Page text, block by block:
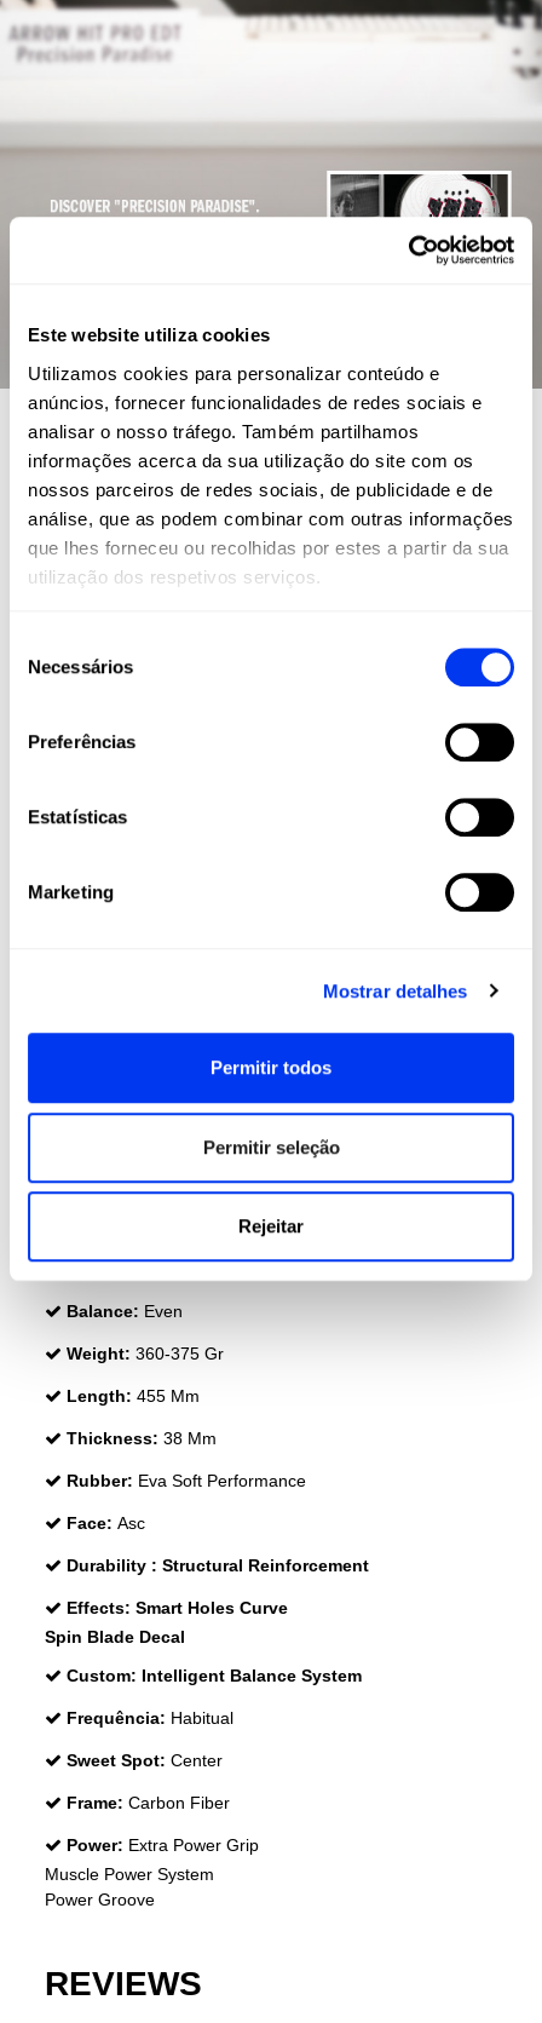
Este website utiliza cookies
Utilizamos cookies para personalizar conteúdo e
anúncios, fornecer funcionalidades de redes sociais e
analisar o nosso tráfego. Também partilhamos
informações acerca da sua utilização do site com os
nossos parceiros de redes sociais, de publicidade e de
análise, que as podem combinar com outras informações
que lhes forneceu ou recolhidas por estes a partir da sua
utilização dos respetivos serviços.
Necessários
Preferências
Estatísticas
Marketing
Mostrar detalhes
Permitir todos
Permitir seleção
Rejeitar
RAQUETE DE PADEL
ADIDAS ARROW HIT PRO
EDT 2026 ARI SÁNCHEZ
A raquete de padel adidas Arrow Hit Pro EDT 2026 Ari
Sánchez é uma edição limitada desenvolvida para
O ponto doce centrado e o equilíbrio equilibrado
raquete às diferentes necessidades em campo.
valorizam controlo e consistência
DETAILS
Shape: Diamond
Balance: Even
Weight: 360-375 Gr
Length: 455 Mm
Thickness: 38 Mm
Rubber: Eva Soft Performance
Face: Asc
Durability : Structural Reinforcement
Effects: Smart Holes Curve
Spin Blade Decal
Custom: Intelligent Balance System
Frequência: Habitual
Sweet Spot: Center
Frame: Carbon Fiber
Power: Extra Power Grip
Muscle Power System
Power Groove
REVIEWS